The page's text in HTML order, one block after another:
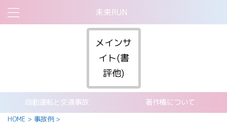
未来RUN
メインサ
イト(書
評他)
自動運転と交通事故 著作権について
HOME > 事故例 >